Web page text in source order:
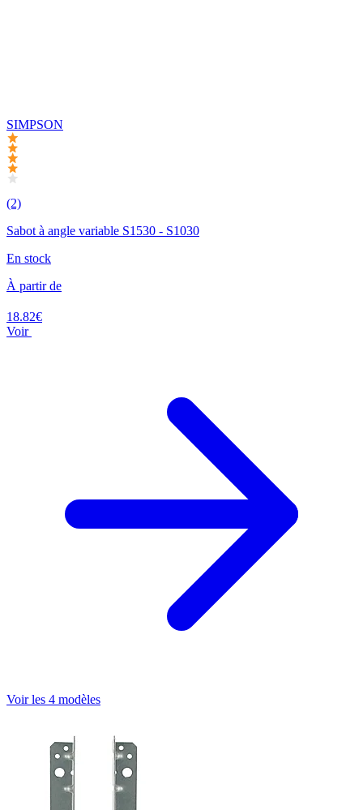
SIMPSON
(2)
Sabot à angle variable S1530 - S1030
En stock
À partir de
18.82€
Voir
Voir les 4 modèles